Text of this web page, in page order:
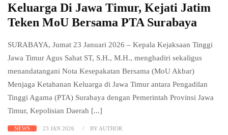
Keluarga Di Jawa Timur, Kejati Jatim
Teken MoU Bersama PTA Surabaya
SURABAYA, Jumat 23 Januari 2026 – Kepala Kejaksaan Tinggi
Jawa Timur Agus Sahat ST, S.H., M.H., menghadiri sekaligus
menandatangani Nota Kesepakatan Bersama (MoU Akbar)
Menjaga Ketahanan Keluarga di Jawa Timur antara Pengadilan
Tinggi Agama (PTA) Surabaya dengan Pemerintah Provinsi Jawa
Timur, Kepolisian Daerah [...]
NEWS 23 JAN 2026 BY AUTHOR